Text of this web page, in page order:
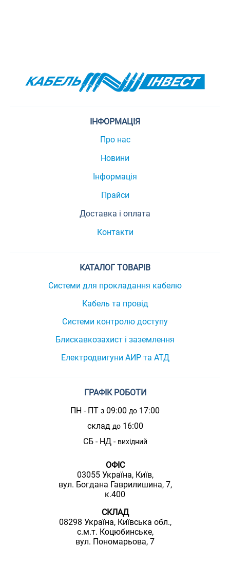
ІНФОРМАЦІЯ
Про нас
Новини
Інформація
Прайси
Доставка і оплата
Контакти
КАТАЛОГ ТОВАРІВ
Системи для прокладання кабелю
Кабель та провід
Системи контролю доступу
Блискавкозахист і заземлення
Електродвигуни АИР та АТД
ГРАФІК РОБОТИ
ПН - ПТ з 09:00 до 17:00
склад до16:00
СБ - НД - вихідний
ОФІС
03055 Україна, Київ,
вул. Богдана Гаврилишина, 7,
к.400
СКЛАД
08298 Україна, Київська обл.,
с.м.т. Коцюбинське,
вул. Пономарьова, 7